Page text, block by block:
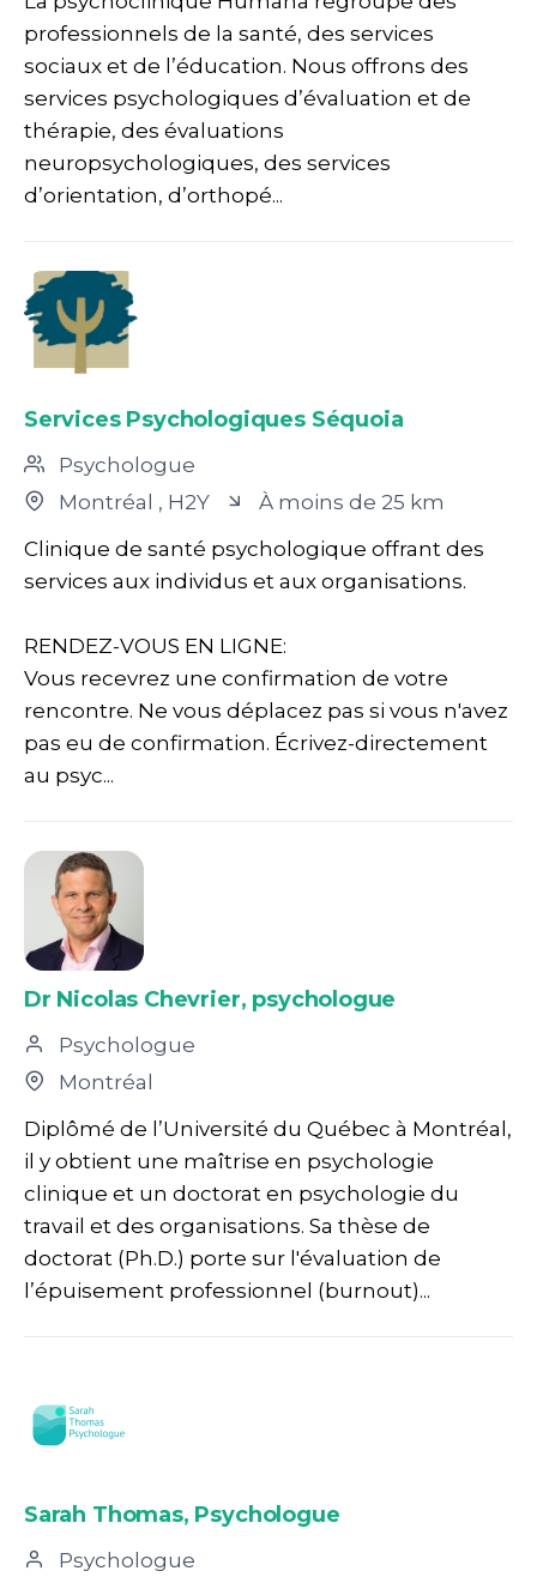
professionnels de la santé, des services
sociaux et de l’éducation. Nous offrons des
services psychologiques d’évaluation et de
thérapie, des évaluations
neuropsychologiques, des services
d’orientation, d’orthopé...
Services Psychologiques Séquoia
Psychologue
Montréal , H2Y
À moins de 25 km
Clinique de santé psychologique offrant des
services aux individus et aux organisations.
RENDEZ-VOUS EN LIGNE:
Vous recevrez une confirmation de votre
rencontre. Ne vous déplacez pas si vous n'avez
pas eu de confirmation. Écrivez-directement
au psyc...
Dr Nicolas Chevrier, psychologue
Psychologue
Montréal
Diplômé de l’Université du Québec à Montréal,
il y obtient une maîtrise en psychologie
clinique et un doctorat en psychologie du
travail et des organisations. Sa thèse de
doctorat (Ph.D.) porte sur l'évaluation de
l’épuisement professionnel (burnout)...
Sarah Thomas, Psychologue
Psychologue